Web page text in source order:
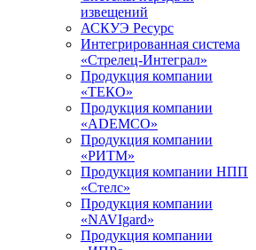
извещений
АСКУЭ Ресурс
Интегрированная система
«Стрелец-Интеграл»
Продукция компании
«ТЕКО»
Продукция компании
«ADEMCO»
Продукция компании
«РИТМ»
Продукция компании НПП
«Стелс»
Продукция компании
«NAVIgard»
Продукция компании